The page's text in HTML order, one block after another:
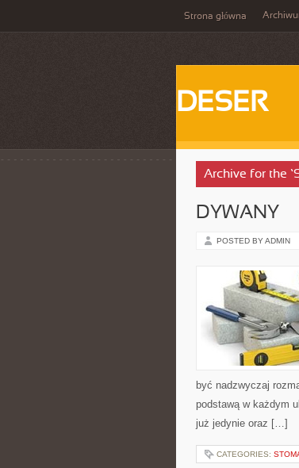
Strona główna
DESER
Archive for the
DYWANY
POSTED BY ADMIN
być nadzwyczaj
podstawą w każdym
już jedynie oraz […]
CATEGORIES: